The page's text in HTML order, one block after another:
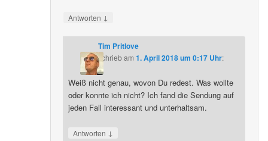
Antworten ↓
Tim Pritlove
schriebam 1. April 2018 um 0:17 Uhr:
Weiß nicht genau, wovon Du redest. Was wollte
oder konnte ich nicht? Ich fand die Sendung auf
jeden Fall interessant und unterhaltsam.
Antworten ↓